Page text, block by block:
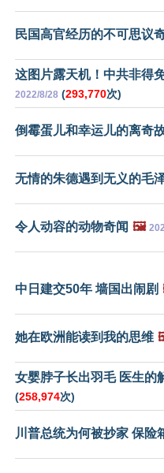
民国高官经历的不可思议
这图片露天机！中共非得
2022/8/28 (293,770次)
倒霉蛋儿和幸运儿的离奇
无情的朱德遇到无义的毛
令人动容的动物奇闻 🖼️
中日建交50年 墙国出闹剧
她在欧洲能读到我的思维
女婴脖子长出羽毛 医生的
(258,974次)
川普总统为何被抄家 保险